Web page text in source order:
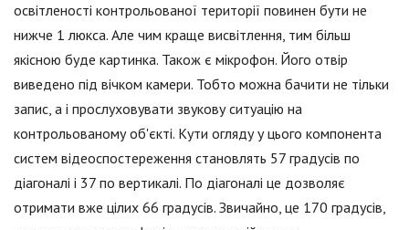
освітленості контрольованої території повинен бути не
нижче 1 люкса. Але чим краще висвітлення, тим більш
якісною буде картинка. Також є мікрофон. Його отвір
виведено під вічком камери. Тобто можна бачити не тільки
запис, а і прослуховувати звукову ситуацію на
контрольованому об'єкті. Кути огляду у цього компонента
систем відеоспостереження становлять 57 градусів по
діагоналі і 37 по вертикалі. По діагоналі це дозволяє
отримати вже цілих 66 градусів. Звичайно, це 170 градусів,